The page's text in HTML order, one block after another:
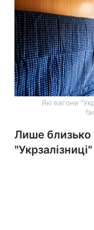
Які вагони
Лише близько